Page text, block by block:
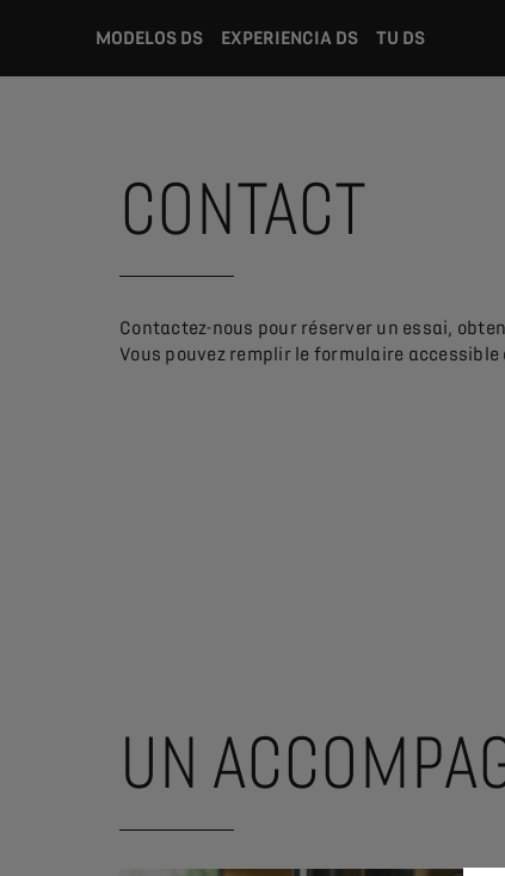
MODELOS DS EXPERIENCIA DS TU DS
CONTACT
Contactez-nous pour réserver un essai,
Vous pouvez remplir le formulaire
UN